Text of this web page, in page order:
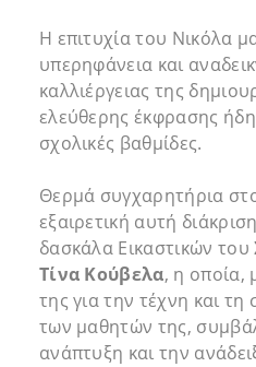
Η επιτυχία του Νικόλα
υπερηφάνεια και
καλλιέργειας της
ελεύθερης έκφρασης
σχολικές βαθμίδες.
Θερμά συγχαρητήρια
εξαιρετική αυτή
δασκάλα Εικαστικών του
Τίνα Κούβελα, η οποία,
της για την τέχνη και
των μαθητών της,
ανάπτυξη και την